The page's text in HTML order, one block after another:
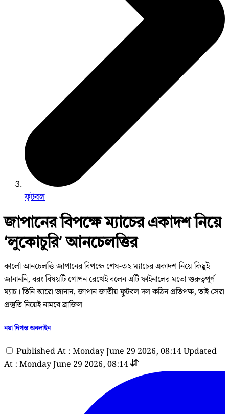
ফুটবল
জাপানের বিপক্ষে ম্যাচের একাদশ নিয়ে
‘লুকোচুরি’ আনচেলত্তির
কার্লো আনচেলত্তি জাপানের বিপক্ষে শেষ-৩২ ম্যাচের একাদশ নিয়ে কিছুই
জানাননি, বরং বিষয়টি গোপন রেখেই বলেন এটি ফাইনালের মতো গুরুত্বপূর্ণ
ম্যাচ। তিনি আরো জানান, জাপান জাতীয় ফুটবল দল কঠিন প্রতিপক্ষ, তাই সেরা
প্রস্তুতি নিয়েই নামবে ব্রাজিল।
নয়া দিগন্ত অনলাইন
Published At : Monday June 29 2026, 08:14Updated
At : Monday June 29 2026, 08:14